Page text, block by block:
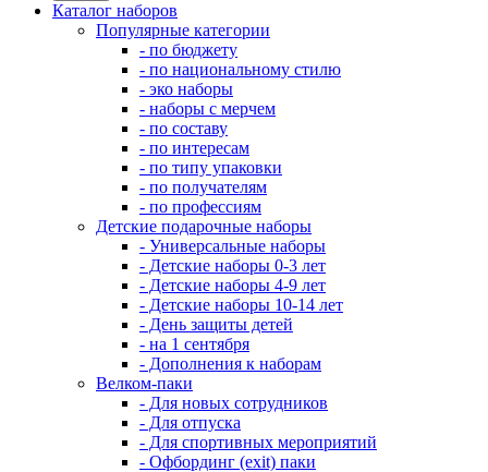
Каталог наборов
Популярные категории
- по бюджету
- по национальному стилю
- эко наборы
- наборы с мерчем
- по составу
- по интересам
- по типу упаковки
- по получателям
- по профессиям
Детские подарочные наборы
- Универсальные наборы
- Детские наборы 0-3 лет
- Детские наборы 4-9 лет
- Детские наборы 10-14 лет
- День защиты детей
- на 1 сентября
- Дополнения к наборам
Велком-паки
- Для новых сотрудников
- Для отпуска
- Для спортивных мероприятий
- Офбординг (exit) паки